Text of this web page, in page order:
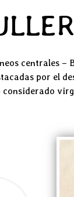
centrales –
por el